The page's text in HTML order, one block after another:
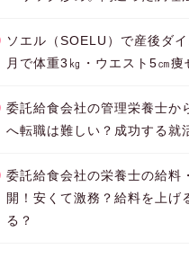
ソエル（SOELU）で産後ダ
月で体重3㎏・ウエスト5㎝痩
委託給食会社の管理栄養士か
へ転職は難しい？成功する就
委託給食会社の栄養士の給料
開！安くて激務？給料を上げ
る？